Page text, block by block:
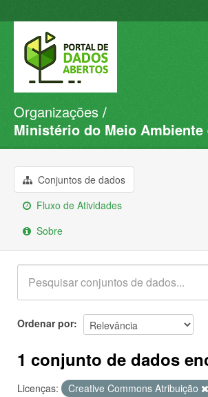
Conjuntos de dados
Organizações
Sobre
Organizações
Ministério do Meio Ambiente
Conjuntos de dados
Fluxo de Atividades
Sobre
Ordenar por
1 conjunto de dados
Licenças: Creative Commons Atribuição